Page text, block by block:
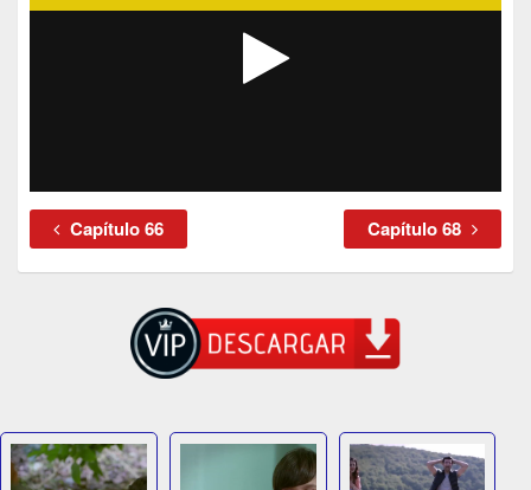
Capítulo 66 Capítulo 68